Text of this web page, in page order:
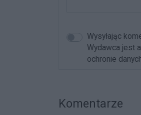
Wysyłając
Wydawca jest
ochronie
Komentarze